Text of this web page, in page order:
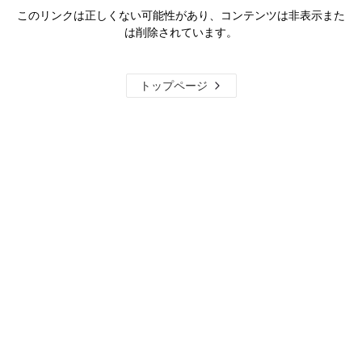
このリンクは正しくない可能性があり、コンテンツは非表示また
は削除されています。
トップページ